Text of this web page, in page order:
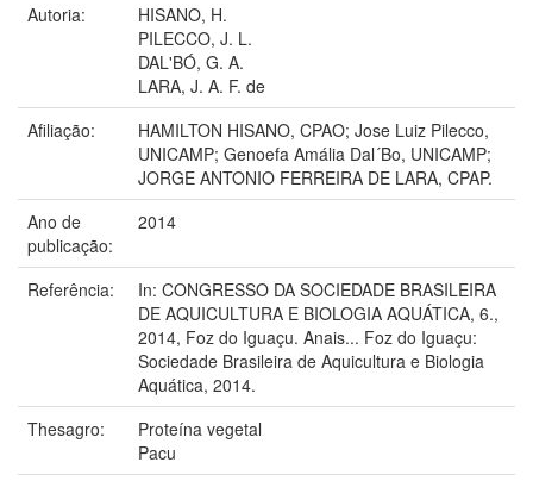
Autoria:
HISANO, H.
PILECCO, J. L.
DAL'BÓ, G. A.
LARA, J. A. F. de
Afiliação:
HAMILTON HISANO, CPAO; Jose Luiz Pilecco,
UNICAMP; Genoefa Amália Dal´Bo, UNICAMP;
JORGE ANTONIO FERREIRA DE LARA, CPAP.
Ano de
publicação:
2014
Referência:
In: CONGRESSO DA SOCIEDADE BRASILEIRA
DE AQUICULTURA E BIOLOGIA AQUÁTICA, 6.,
2014, Foz do Iguaçu. Anais... Foz do Iguaçu:
Sociedade Brasileira de Aquicultura e Biologia
Aquática, 2014.
Thesagro:
Proteína vegetal
Pacu